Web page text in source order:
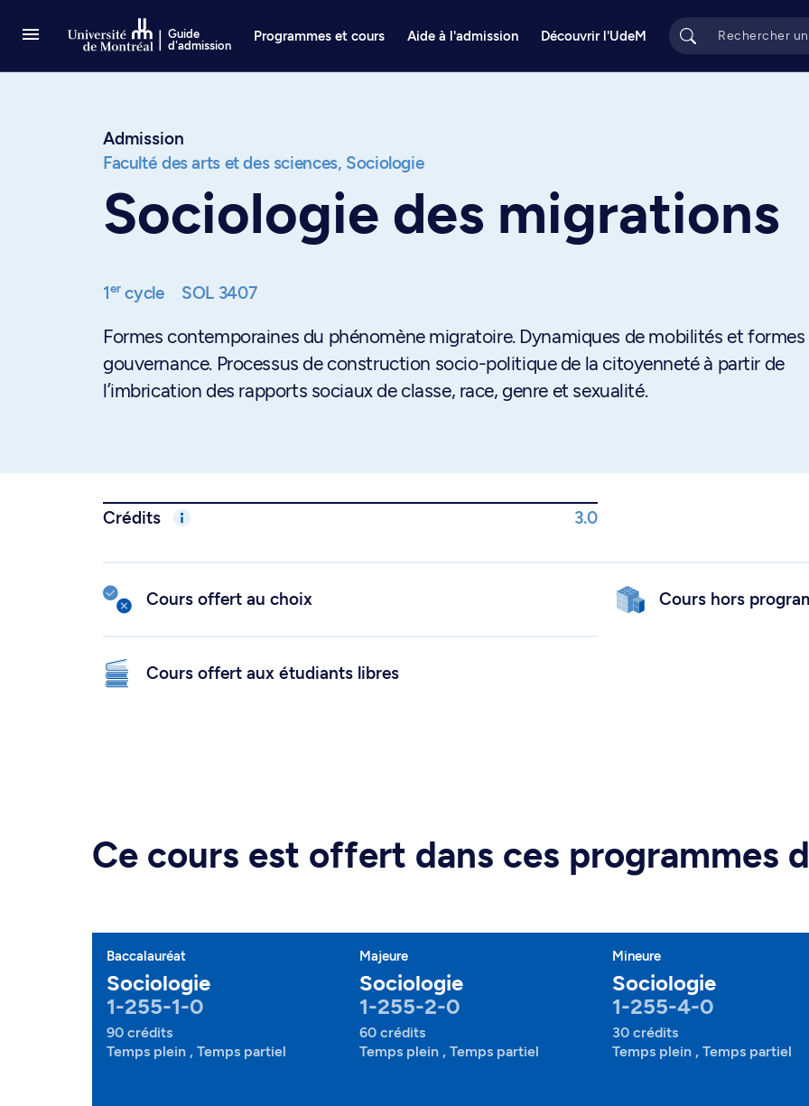
Guide
d'admission
Programmes et cours Aide à l'admission Découvrir l'UdeM
Admission
Faculté des arts et des sciences, Sociologie
Sociologie des migrations
1ercycle SOL 3407
Formes contemporaines du phénomène migratoire. Dynamiques de mobilités et formes
gouvernance. Processus de construction socio-politique de la citoyenneté à partir de
l’imbrication des rapports sociaux de classe, race, genre et sexualité.
Crédits 3.0
Cours offert au choix Cours hors
Cours offert aux étudiants libres
Ce cours est offert dans ces programmes
Baccalauréat
Sociologie
1-255-1-0
90 crédits
Temps plein , Temps partiel
Majeure
Sociologie
1-255-2-0
60 crédits
Temps plein , Temps partiel
Mineure
Sociologie
1-255-4-0
30 crédits
Temps plein , Temps partiel